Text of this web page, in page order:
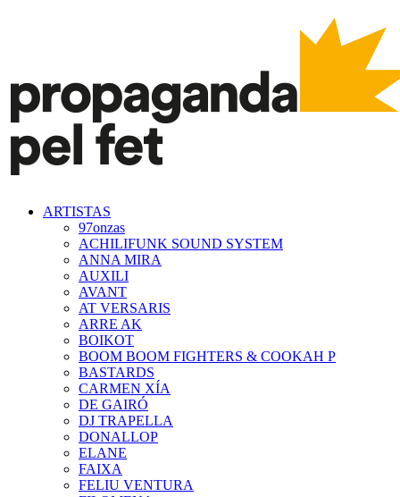
ARTISTAS
97onzas
ACHILIFUNK SOUND SYSTEM
ANNA MIRA
AUXILI
AVANT
AT VERSARIS
ARRE AK
BOIKOT
BOOM BOOM FIGHTERS & COOKAH P
BASTARDS
CARMEN XÍA
DE GAIRÓ
DJ TRAPELLA
DONALLOP
ELANE
FAIXA
FELIU VENTURA